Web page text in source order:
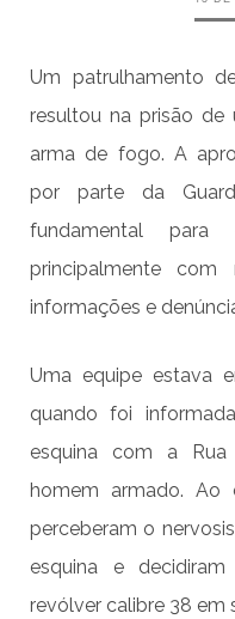
Um patrulhamento
resultou na prisão
arma de fogo. A
por parte da
fundamental
principalmente
informações e
Uma equipe estava
quando foi
esquina com a Rua
homem armado. Ao
perceberam o
esquina e
revólver calibre 38 em